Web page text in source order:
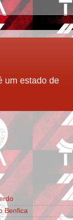
um estado de
Benfica